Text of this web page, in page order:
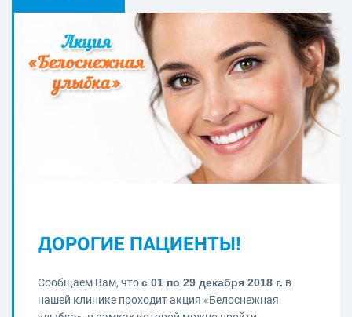
ДОРОГИЕ ПАЦИЕНТЫ!
Сообщаем Вам, чтос 01 по 29 декабря 2018 г. в
нашей клинике проходит акция «Белоснежная